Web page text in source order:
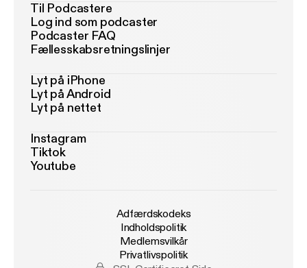
Til Podcastere
Log ind som podcaster
Podcaster FAQ
Fællesskabsretningslinjer
Lyt på iPhone
Lyt på Android
Lyt på nettet
Instagram
Tiktok
Youtube
Adfærdskodeks
Indholdspolitik
Medlemsvilkår
Privatlivspolitik